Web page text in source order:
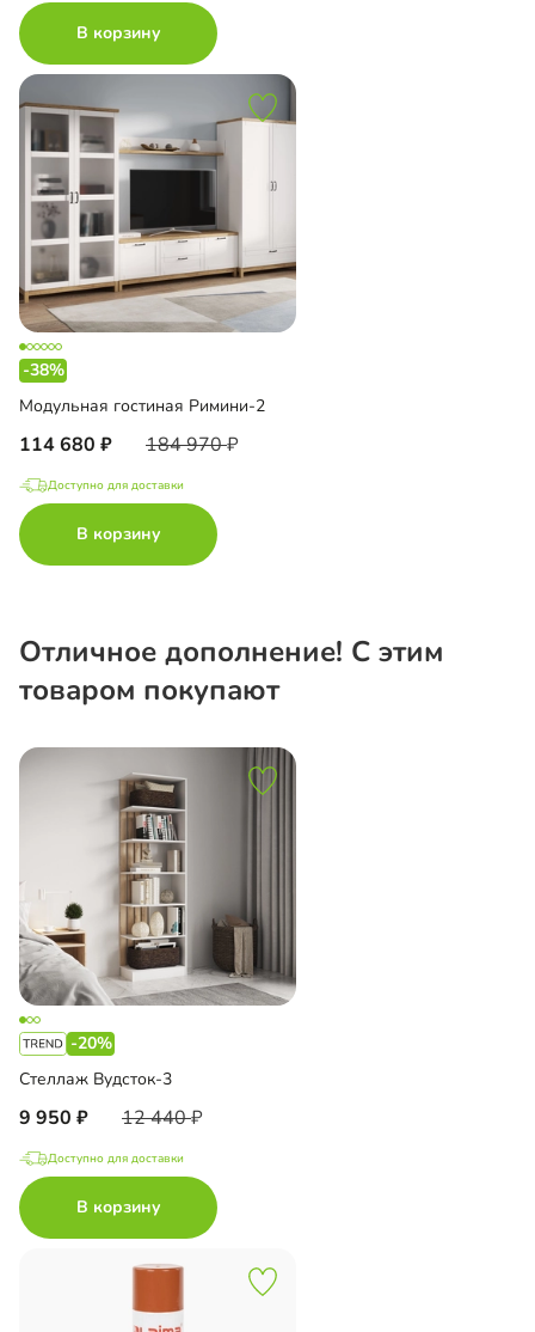
В корзину
-38%
Модульная гостиная Римини-2
114 680 184 970
Доступно для доставки
В корзину
Отличное дополнение! С этим
товаром покупают
-20%
Стеллаж Вудсток-3
9 950 12 440
Доступно для доставки
В корзину